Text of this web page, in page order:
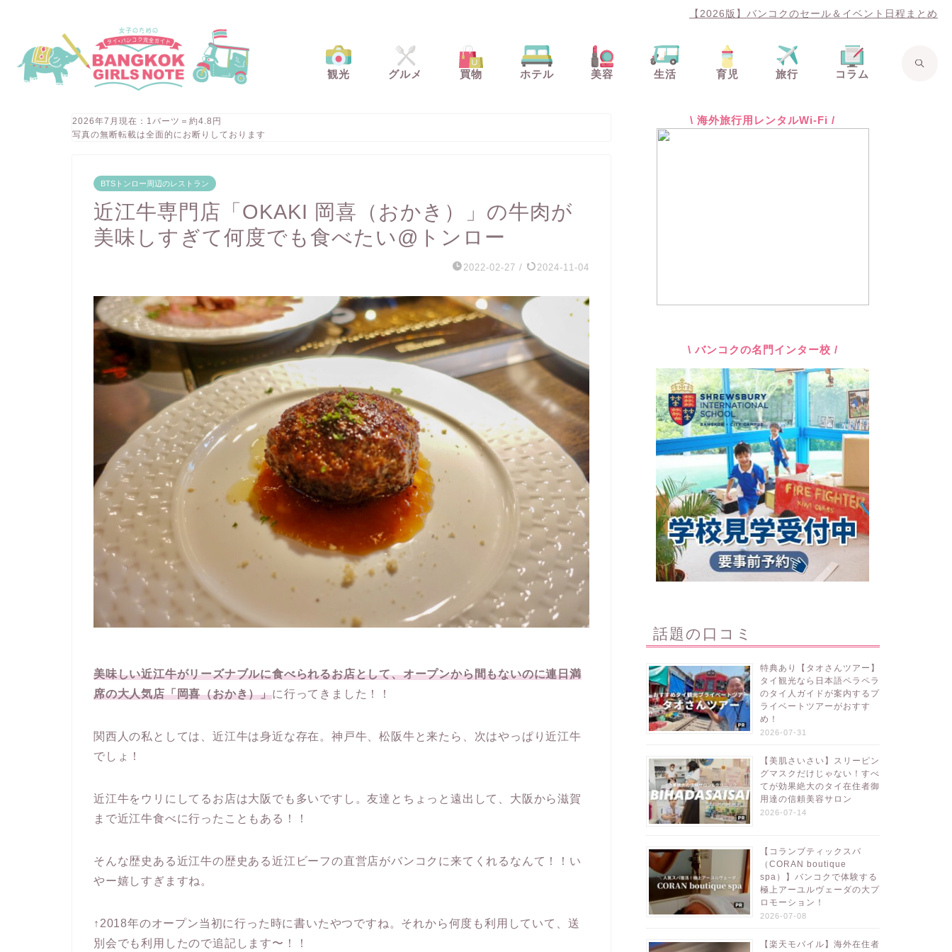
【2026版】バンコクのセール＆イベント日程まとめ
観光 グルメ 買物 ホテル 美容 生活 育児 旅行 コラム
2026年7月現在：1バーツ＝約4.8円
写真の無断転載は全面的にお断りしております
BTSトンロー周辺のレストラン
近江牛専門店「OKAKI 岡喜（おかき）」の牛肉が
美味しすぎて何度でも食べたい@トンロー
2022-02-27 / 2024-11-04
美味しい近江牛がリーズナブルに食べられるお店として、オープンから間もないのに連日満
席の大人気店「岡喜（おかき）」に行ってきました！！
関西人の私としては、近江牛は身近な存在。神戸牛、松阪牛と来たら、次はやっぱり近江牛
でしょ！
近江牛をウリにしてるお店は大阪でも多いですし。友達とちょっと遠出して、大阪から滋賀
まで近江牛食べに行ったこともある！！
そんな歴史ある近江牛の歴史ある近江ビーフの直営店がバンコクに来てくれるなんて！！い
やー嬉しすぎますね。
↑2018年のオープン当初に行った時に書いたやつですね。それから何度も利用していて、送
別会でも利用したので追記します〜！！
\ 海外旅行用レンタルWi-Fi /
\ バンコクの名門インター校 /
話題の口コミ
特典あり【タオさんツアー】
タイ観光なら日本語ペラペラ
のタイ人ガイドが案内するプ
ライベートツアーがおすす
め！
2026-07-31
【美肌さいさい】スリーピン
グマスクだけじゃない！すべ
てが効果絶大のタイ在住者御
用達の信頼美容サロン
2026-07-14
【コランブティックスパ
（CORAN boutique
spa）】バンコクで体験する
極上アーユルヴェーダの大プ
ロモーション！
2026-07-08
【楽天モバイル】海外在住者